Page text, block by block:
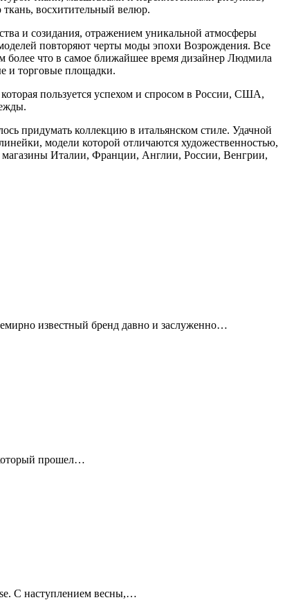
восхитительный велюр.
и созидания, отражением уникальной атмосферы
повторяют черты моды эпохи Возрождения. Все
более что в самое ближайшее время дизайнер Людмила
и торговые площадки.
пользуется успехом и спросом в России, США,
придумать коллекцию в итальянском стиле. Удачной
модели которой отличаются художественностью,
магазины Италии, Франции, Англии, России, Венгрии,
известный бренд давно и заслуженно…
прошел…
С наступлением весны,…